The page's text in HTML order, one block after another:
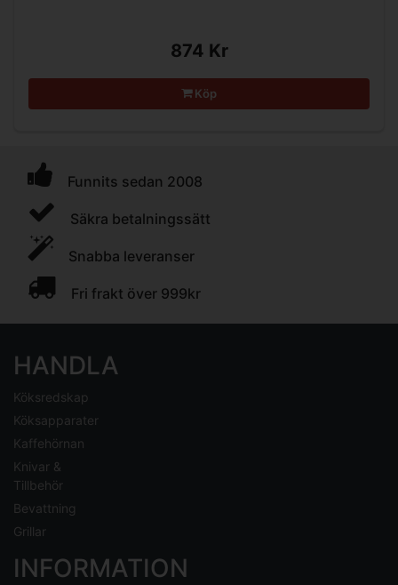
874 Kr
Köp
Funnits sedan 2008
Säkra betalningssätt
Snabba leveranser
Fri frakt över 999kr
HANDLA
Köksredskap
Köksapparater
Kaffehörnan
Knivar &
Tillbehör
Bevattning
Grillar
INFORMATION